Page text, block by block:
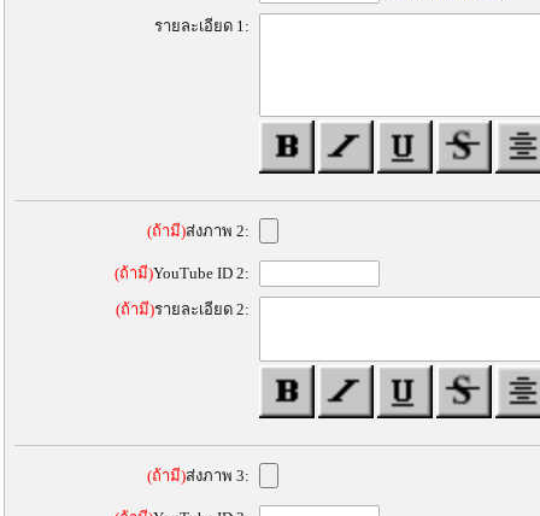
รายละเอียด 1:
(ถ้ามี)ส่งภาพ 2:
(ถ้ามี)YouTube ID 2:
(ถ้ามี)รายละเอียด 2:
(ถ้ามี)ส่งภาพ 3: